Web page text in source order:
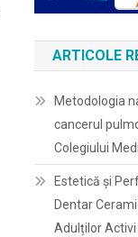
ARTICOLE
Metodologia
cancerul
Colegiului
Estetică și
Dentar
Adulților Activi